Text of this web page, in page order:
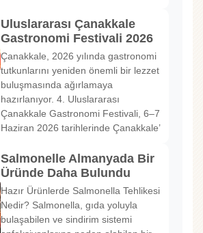
Uluslararası Çanakkale
Gastronomi Festivali 2026
Çanakkale, 2026 yılında gastronomi
tutkunlarını yeniden önemli bir lezzet
buluşmasında ağırlamaya
hazırlanıyor. 4. Uluslararası
Çanakkale Gastronomi Festivali, 6–7
Haziran 2026 tarihlerinde Çanakkale’
Salmonelle Almanyada Bir
Üründe Daha Bulundu
Hazır Ürünlerde Salmonella Tehlikesi
Nedir? Salmonella, gıda yoluyla
bulaşabilen ve sindirim sistemi